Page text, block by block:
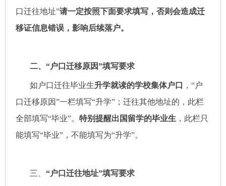
口迁往地址”请一定按照下面要求填写，否则会造成迁
移证信息错误，影响后续落户。
二、 “户口迁移原因”填写要求
如户口迁往毕业生升学就读的学校集体户口 ， “户
口迁移原因”一栏填写“升学”；迁往其他地址的，此栏
全部填写“毕业”。 特别提醒出国留学的毕业生 ，此栏只
能填写“毕业”，不能填写为“升学”。
三 “户口迁往地址”填写要求